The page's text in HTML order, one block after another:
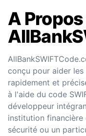
A
conçu pour aider
rapidement et
à l'aide du code
développeur
institution
sécurité ou un